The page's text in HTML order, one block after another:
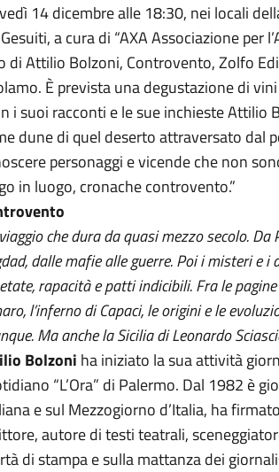
14 dicembre alle 18:30, nei locali
a cura di “AXA Associazione per
di Attilio Bolzoni, Controvento, Zolfo
È prevista una degustazione di
i suoi racconti e le sue inchieste Attilio
dune di quel deserto attraversato dal
personaggi e vicende che non
in luogo, cronache controvento.”
che dura da quasi mezzo secolo.
dalle mafie alle guerre. Poi i misteri e
rapacità e patti indicibili. Fra le
l’inferno di Capaci, le origini e le
Ma anche la Sicilia di Leonardo
Bolzoni ha iniziato la sua attività
“L’Ora” di Palermo. Dal 1982 è
e sul Mezzogiorno d’Italia, ha
autore di testi teatrali,
di stampa e sulla mattanza dei